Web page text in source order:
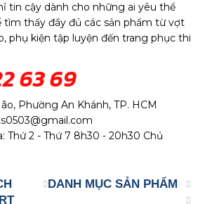
tin cậy dành cho những ai yêu thể
tìm thấy đầy đủ các sản phẩm từ vợt
phụ kiện tập luyện đến trang phục thi
63 69
Phường An Khánh, TP. HCM
Thứ 2 - Thứ 7 8h30 - 20h30 Chủ
DANH MỤC SẢN PHẨM